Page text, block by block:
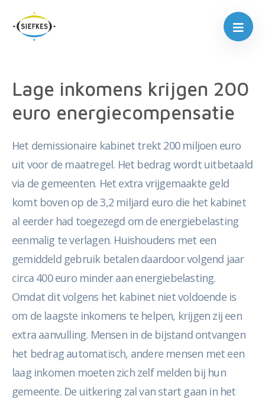
Lage inkomens krijgen 200
euro energiecompensatie
Het demissionaire kabinet trekt 200 miljoen euro
uit voor de maatregel. Het bedrag wordt uitbetaald
via de gemeenten. Het extra vrijgemaakte geld
komt boven op de 3,2 miljard euro die het kabinet
al eerder had toegezegd om de energiebelasting
eenmalig te verlagen. Huishoudens met een
gemiddeld gebruik betalen daardoor volgend jaar
circa 400 euro minder aan energiebelasting.
Omdat dit volgens het kabinet niet voldoende is
om de laagste inkomens te helpen, krijgen zij een
extra aanvulling. Mensen in de bijstand ontvangen
het bedrag automatisch, andere mensen met een
laag inkomen moeten zich zelf melden bij hun
gemeente. De uitkering zal van start gaan in het